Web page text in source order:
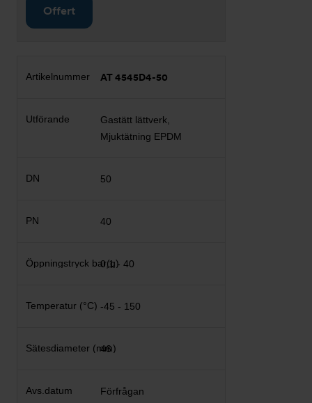
Offert
AT 4545D4-50
Gastätt lättverk,
Mjuktätning EPDM
50
40
0,1 - 40
-45 - 150
46
Förfrågan